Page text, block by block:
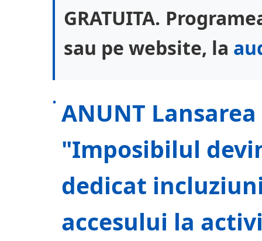
GRATUITA.
sau pe website, la
ANUNT
"Imposibilul
dedicat
accesului la